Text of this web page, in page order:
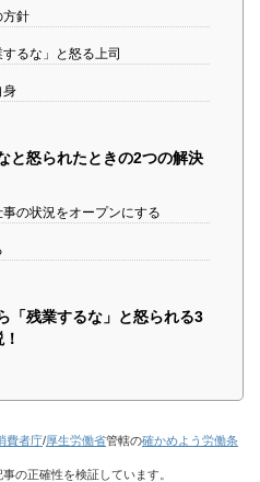
針
るな」と怒る上司
身
と怒られたときの2つの解決
の状況をオープンにする
「残業するな」と怒られる3
費者庁/厚生労働省管轄の確かめよう労働条
の正確性を検証しています。